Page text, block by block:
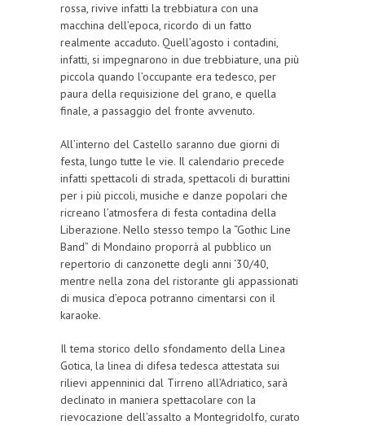
rossa, rivive infatti la trebbiatura con una
macchina dell’epoca, ricordo di un fatto
realmente accaduto. Quell’agosto i contadini,
infatti, si impegnarono in due trebbiature, una più
piccola quando l’occupante era tedesco, per
paura della requisizione del grano, e quella
finale, a passaggio del fronte avvenuto.
All’interno del Castello saranno due giorni di
festa, lungo tutte le vie. Il calendario precede
infatti spettacoli di strada, spettacoli di burattini
per i più piccoli, musiche e danze popolari che
ricreano l’atmosfera di festa contadina della
Liberazione. Nello stesso tempo la “Gothic Line
Band” di Mondaino proporrà al pubblico un
repertorio di canzonette degli anni ‘30/40,
mentre nella zona del ristorante gli appassionati
di musica d’epoca potranno cimentarsi con il
karaoke.
Il tema storico dello sfondamento della Linea
Gotica, la linea di difesa tedesca attestata sui
rilievi appenninici dal Tirreno all’Adriatico, sarà
declinato in maniera spettacolare con la
rievocazione dell’assalto a Montegridolfo, curato